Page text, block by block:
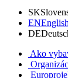
SK
ENEnglish
DE
Ako